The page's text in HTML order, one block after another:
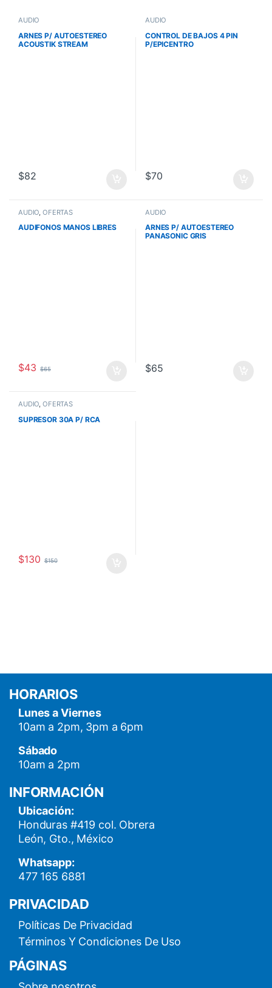
AUDIO
ARNES P/ AUTOESTEREO
ACOUSTIK STREAM
$82
AUDIO
CONTROL DE BAJOS 4 PIN
P/EPICENTRO
$70
AUDIO ,OFERTAS
AUDIFONOS MANOS LIBRES
$43 $65
AUDIO
ARNES P/ AUTOESTEREO
PANASONIC GRIS
$65
AUDIO,OFERTAS
SUPRESOR 30A P/ RCA
$130 $150
HORARIOS
Lunes a Viernes
10am a 2pm, 3pm a 6pm
Sábado
10am a 2pm
INFORMACIÓN
Ubicación:
Honduras #419 col. Obrera
León, Gto., México
Whatsapp:
477 165 6881
PRIVACIDAD
Políticas De Privacidad
Términos Y Condiciones De Uso
PÁGINAS